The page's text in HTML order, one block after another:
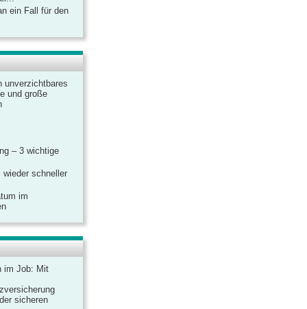
ein Fall für den
unverzichtbares
und große
– 3 wichtige
schneller
im
im Job: Mit
sicheren